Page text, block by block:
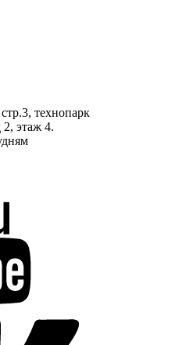
технопарк
этаж 4.